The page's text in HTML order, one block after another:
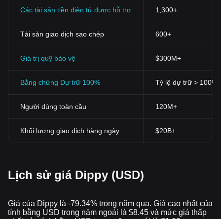
Các tài sản tiền điện tử được hỗ trợ 1,300+
Tài sản giao dịch sao chép 600+
Giá trị quỹ bảo vệ $300M+
Bằng chứng Dự trữ 100% Tỷ lệ dự trữ > 100%
Người dùng toàn cầu 120M+
Khối lượng giao dịch hàng ngày $20B+
Lịch sử giá Dippy (USD)
Giá của Dippy là -79.34% trong năm qua. Giá cao nhất của
tính bằng USD trong năm ngoái là $8.45 và mức giá thấp